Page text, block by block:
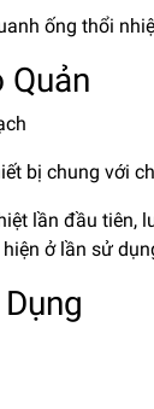
ống thổi
Quản
bị chung với
lần đầu tiên,
ở lần sử